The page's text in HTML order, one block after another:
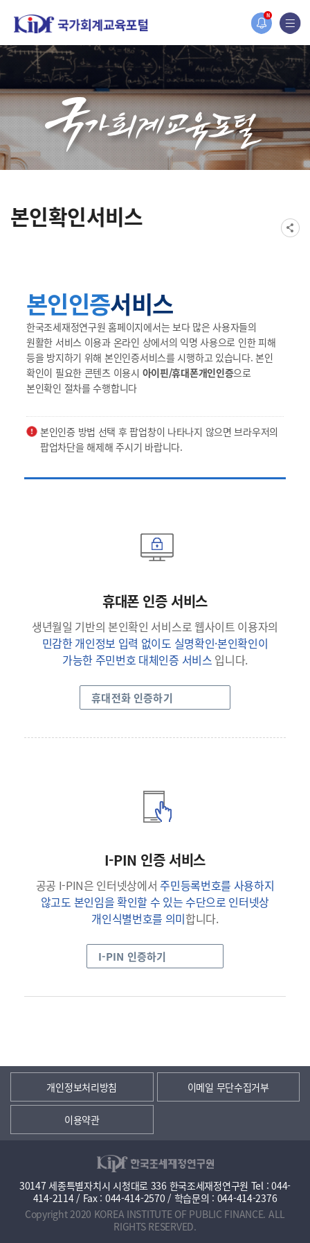
N
홈페이지가 새롭게 개편되었습니다.
한국조세재정연구원홈페이지가 새롭게 개설되었습니다.
본인확인서비스
본인인증서비스
한국조세재정연구원 홈페이지에서는 보다 많은 사용자들의
원활한 서비스 이용과 온라인 상에서의 익명 사용으로 인한 피해
등을 방지하기 위해 본인인증서비스를 시행하고 있습니다. 본인
확인이 필요한 콘텐츠 이용시 아이핀/휴대폰개인인증으로
본인확인 절차를 수행합니다
본인인증 방법 선택 후 팝업창이 나타나지 않으면 브라우저의
팝업차단을 해제해 주시기 바랍니다.
휴대폰 인증 서비스
생년월일 기반의 본인확인 서비스로 웹사이트 이용자의
민감한 개인정보 입력 없이도 실명확인·본인확인이
가능한 주민번호 대체인증 서비스 입니다.
휴대전화 인증하기
I-PIN 인증 서비스
공공 I-PIN은 인터넷상에서주민등록번호를 사용하지
않고도 본인임을 확인할 수 있는 수단으로 인터넷상
개인식별번호를 의미합니다.
I-PIN 인증하기
개인정보처리방침 이메일 무단수집거부
이용약관
30147 세종특별자치시 시청대로 336 한국조세재정연구원 Tel : 044-
414-2114 / Fax : 044-414-2570 / 학습문의 : 044-414-2376
Copyright 2020 KOREA INSTITUTE OF PUBLIC FINANCE. ALL
RIGHTS RESERVED.